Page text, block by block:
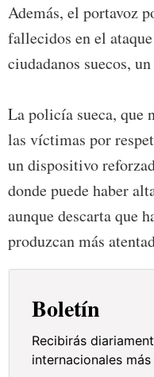
Además, el portavoz
fallecidos en el
ciudadanos suecos,
La policía sueca, que
las víctimas por
un dispositivo
donde puede haber
aunque descarta que
produzcan más
Boletín
Recibirás
internacionales